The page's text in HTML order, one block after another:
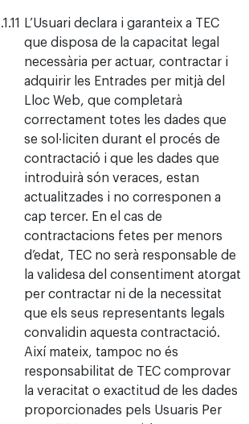
L’Usuari declara i garanteix a TEC
que disposa de la capacitat legal
necessària per actuar, contractar i
adquirir les Entrades per mitjà del
Lloc Web, que completarà
correctament totes les dades que
se sol·liciten durant el procés de
contractació i que les dades que
introduirà són veraces, estan
actualitzades i no corresponen a
cap tercer. En el cas de
contractacions fetes per menors
d’edat, TEC no serà responsable de
la validesa del consentiment atorgat
per contractar ni de la necessitat
que els seus representants legals
convalidin aquesta contractació.
Així mateix, tampoc no és
responsabilitat de TEC comprovar
la veracitat o exactitud de les dades
proporcionades pels Usuaris Per